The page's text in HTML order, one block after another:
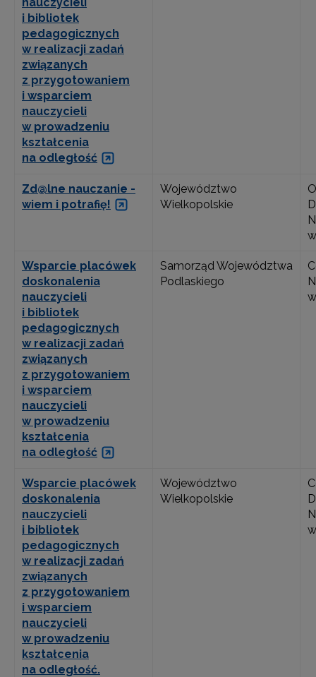
i bibliotek
pedagogicznych
w realizacji zadań
związanych
z przygotowaniem
i wsparciem
nauczycieli
w prowadzeniu
kształcenia
na odległość
Zd@lne nauczanie -
wiem i potrafię!
Województwo
Wielkopolskie
Wsparcie placówek
doskonalenia
nauczycieli
i bibliotek
pedagogicznych
w realizacji zadań
związanych
z przygotowaniem
i wsparciem
nauczycieli
w prowadzeniu
kształcenia
na odległość
Samorząd Województwa
Podlaskiego
Wsparcie placówek
doskonalenia
nauczycieli
i bibliotek
pedagogicznych
w realizacji zadań
związanych
z przygotowaniem
i wsparciem
nauczycieli
w prowadzeniu
kształcenia
na odległość.
Województwo
Wielkopolskie